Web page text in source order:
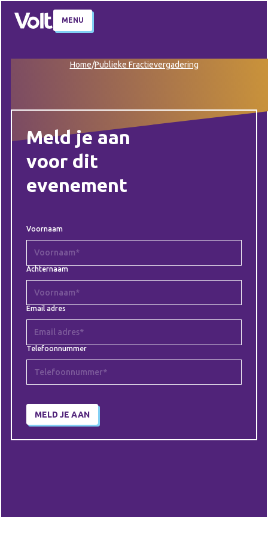
MENU
Home/Publieke Fractievergadering
Meld je aan
voor dit
evenement
Voornaam
Achternaam
Email adres
Telefoonnummer